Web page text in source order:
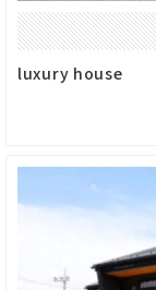
luxury house